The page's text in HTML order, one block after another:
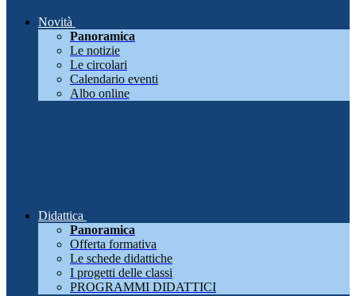
Novità
Panoramica
Le notizie
Le circolari
Calendario eventi
Albo online
Didattica
Panoramica
Offerta formativa
Le schede didattiche
I progetti delle classi
PROGRAMMI DIDATTICI